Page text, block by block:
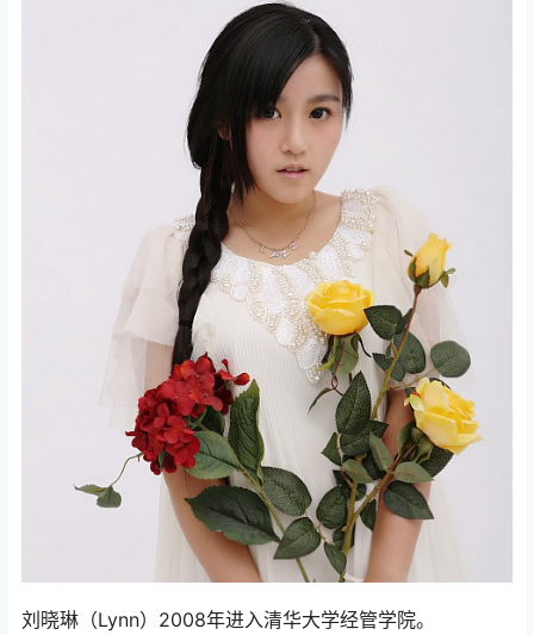
刘晓琳（Lynn）2008年进入清华大学经管学院。